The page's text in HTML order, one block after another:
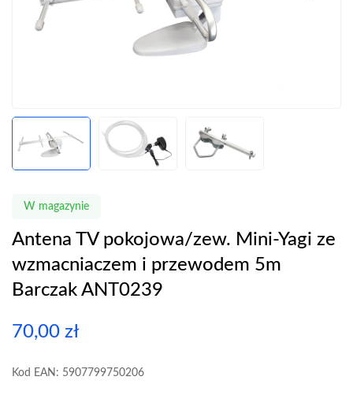
W magazynie
Antena TV pokojowa/zew. Mini-Yagi ze
wzmacniaczem i przewodem 5m
Barczak ANT0239
70,00 zł
Kod EAN: 5907799750206